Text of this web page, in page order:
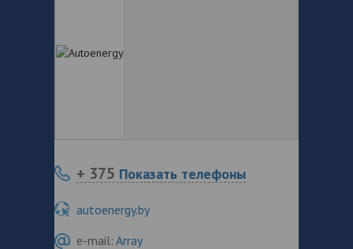
+ 375 Показать телефоны
autoenergy.by
e-mail: Array